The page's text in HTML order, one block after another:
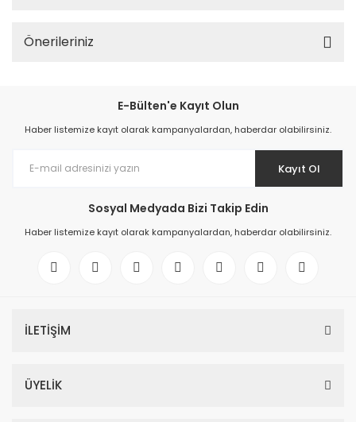
Önerileriniz
E-Bülten'e Kayıt Olun
Haber listemize kayıt olarak kampanyalardan, haberdar olabilirsiniz.
Kayıt Ol
Sosyal Medyada Bizi Takip Edin
Haber listemize kayıt olarak kampanyalardan, haberdar olabilirsiniz.
İLETİŞİM
ÜYELİK